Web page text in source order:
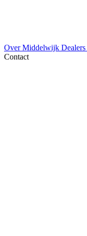
Over Middelwijk Dealers
Contact